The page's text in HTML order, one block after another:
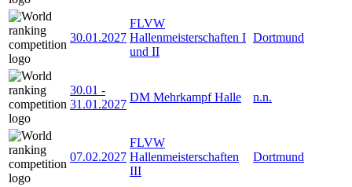
30.01.2027
FLVW
Hallenmeisterschaften I
und II
Dortmund
30.01 -
31.01.2027
DM Mehrkampf Halle n.n.
07.02.2027
FLVW
Hallenmeisterschaften
III
Dortmund